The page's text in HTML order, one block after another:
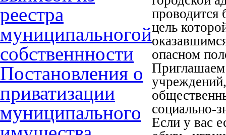
реестра
муниципальногой
собственнности
Постановления о
приватизации
муниципального
проводится
цель
опасном
Приглашаем
социально-
Если у вас